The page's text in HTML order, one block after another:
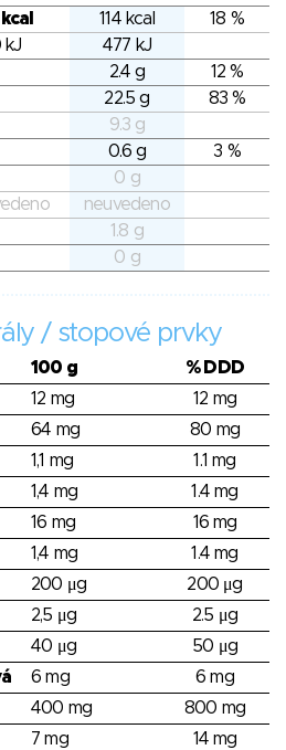
114 kcal
18 %
kJ
477 kJ
2.4 g
12 %
22.5 g
83 %
9.3 g
0.6 g
3 %
0 g
neuvedeno
1.8 g
0 g
/ stopové prvky
100 g
% DDD
12 mg
12 mg
64 mg
80 mg
1,1 mg
1.1 mg
1,4 mg
1.4 mg
16 mg
16 mg
1,4 mg
1.4 mg
200 μg
200 μg
2,5 μg
2.5 μg
40 μg
50 μg
6 mg
6 mg
400 mg
800 mg
7 mg 14 mg